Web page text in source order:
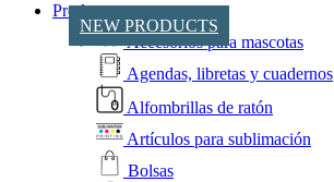
NEW PRODUCTS
Productos
Accesorios para mascotas
Agendas, libretas y cuadernos
Alfombrillas de ratón
Artículos para sublimación
Bolsas